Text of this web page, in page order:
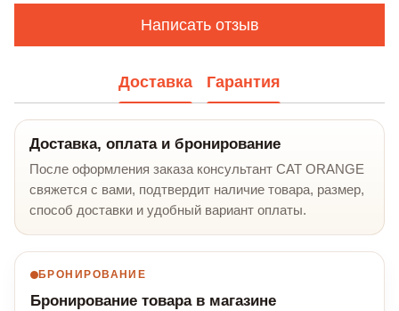
Написать отзыв
Доставка Гарантия
Доставка, оплата и бронирование
После оформления заказа консультант CAT ORANGE
свяжется с вами, подтвердит наличие товара, размер,
способ доставки и удобный вариант оплаты.
БРОНИРОВАНИЕ
Бронирование товара в магазине